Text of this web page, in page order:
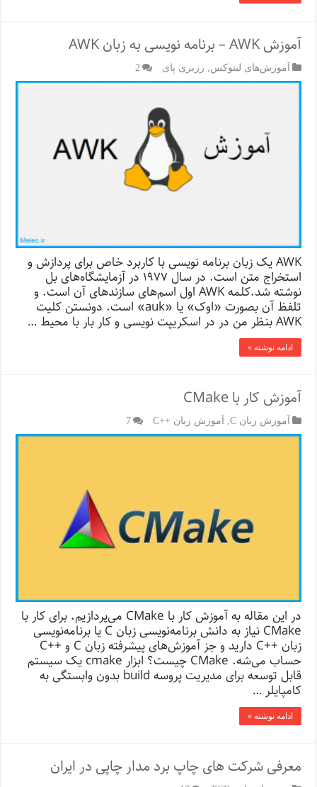
آموزش AWK – برنامه نویسی به زبان AWK
آموزش‌های لینوکس رزبری پای 2
AWK یک زبان برنامه نویسی با کاربرد خاص برای پردازش و
استخراج متن است. در سال ۱۹۷۷ در آزمایشگاه‌های بل
نوشته شد.کلمه AWK اول اسم‌های سازند‌های آن است. و
تلفظ آن بصورت «اوک» یا «auk» است. دونستن کلیت
AWK بنظر من در در اسکریپت نویسی و کار بار با محیط …
ادامه نوشته »
آموزش کار با CMake
آموزش زبان C , آموزش زبان ++C 7
در این مقاله به آموزش کار با CMake می‌پردازیم. برای کار با
CMake نیاز به دانش برنامه‌نویسی زبان C یا برنامه‌نویسی
زبان ++C دارید و جز آموزش‌های پیشرفته زبان C و ++C
حساب می‌شه. CMake چیست؟ ابزار cmake یک سیستم
قابل توسعه برای مدیریت پروسه build بدون وابستگی به
کامپایلر …
ادامه نوشته »
معرفی شرکت‌ های چاپ برد مدار چاپی در ایران